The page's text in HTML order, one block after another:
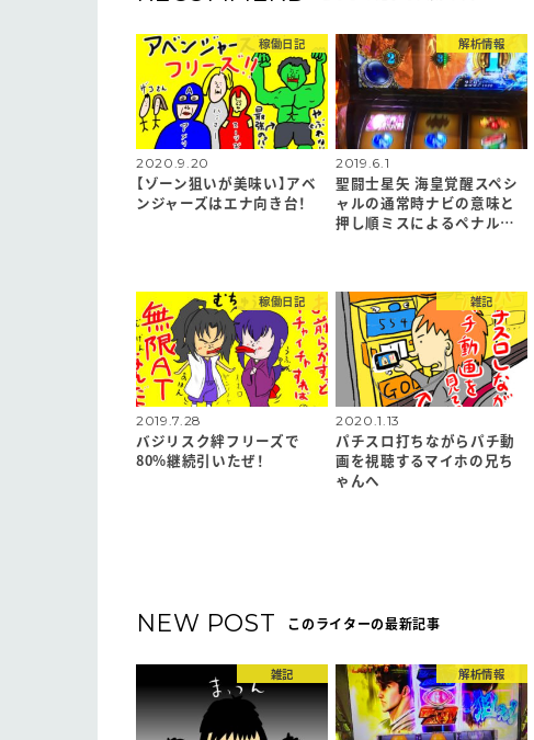
稼働日記
2020.9.20
【ゾーン狙いが美味い】アベ
ンジャーズはエナ向き台！
解析情報
2019.6.1
聖闘士星矢 海皇覚醒スペシ
ャルの通常時ナビの意味と
押し順ミスによるペナル…
稼働日記
2019.7.28
バジリスク絆フリーズで
80%継続引いたぜ！
雑記
2020.1.13
パチスロ打ちながらパチ動
画を視聴するマイホの兄ち
ゃんへ
NEW POST このライターの最新記事
雑記 解析情報